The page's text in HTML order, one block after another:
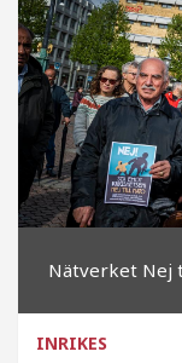
Nätverket Nej
INRIKES